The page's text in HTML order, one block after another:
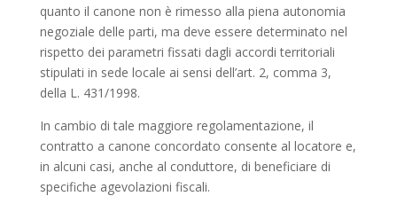
quanto il canone non è rimesso alla piena autonomia
negoziale delle parti, ma deve essere determinato nel
rispetto dei parametri fissati dagli accordi territoriali
stipulati in sede locale ai sensi dell’art. 2, comma 3,
della L. 431/1998.
In cambio di tale maggiore regolamentazione, il
contratto a canone concordato consente al locatore e,
in alcuni casi, anche al conduttore, di beneficiare di
specifiche agevolazioni fiscali.